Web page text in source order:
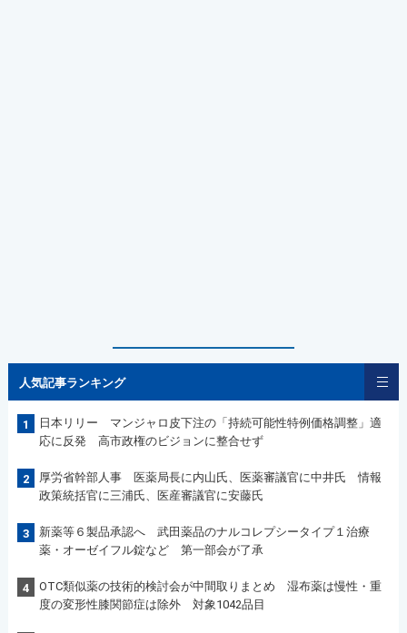
人気記事ランキング
1
日本リリー マンジャロ皮下注の「持続可能性特例価格調整」適
応に反発 高市政権のビジョンに整合せず
2
厚労省幹部人事 医薬局長に内山氏、医薬審議官に中井氏 情報
政策統括官に三浦氏、医産審議官に安藤氏
3
新薬等６製品承認へ 武田薬品のナルコレプシータイプ１治療
薬・オーゼイフル錠など 第一部会が了承
4
OTC類似薬の技術的検討会が中間取りまとめ 湿布薬は慢性・重
度の変形性膝関節症は除外 対象1042品目